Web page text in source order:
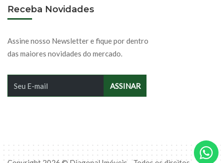
Receba Novidades
Assine nosso Newsletter e fique por dentro
das maiores novidades do mercado.